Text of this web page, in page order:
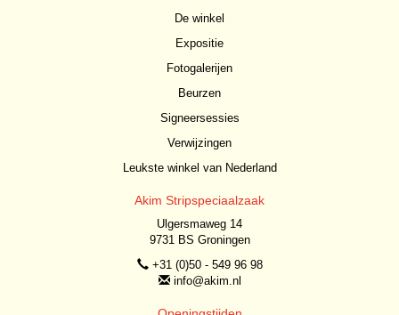
De winkel
Expositie
Fotogalerijen
Beurzen
Signeersessies
Verwijzingen
Leukste winkel van Nederland
Akim Stripspeciaalzaak
Ulgersmaweg 14
9731 BS Groningen
+31 (0)50 - 549 96 98
info@akim.nl